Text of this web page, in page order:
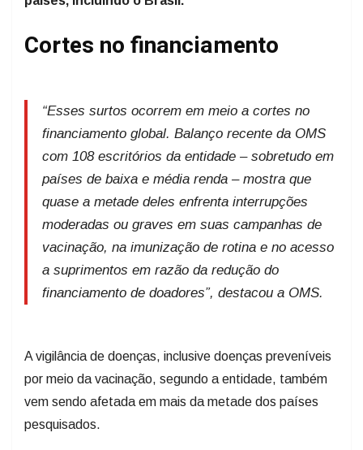
Cortes no financiamento
“Esses surtos ocorrem em meio a cortes no
financiamento global. Balanço recente da OMS
com 108 escritórios da entidade – sobretudo em
países de baixa e média renda – mostra que
quase a metade deles enfrenta interrupções
moderadas ou graves em suas campanhas de
vacinação, na imunização de rotina e no acesso
a suprimentos em razão da redução do
financiamento de doadores”, destacou a OMS.
A vigilância de doenças, inclusive doenças preveníveis
por meio da vacinação, segundo a entidade, também
vem sendo afetada em mais da metade dos países
pesquisados.